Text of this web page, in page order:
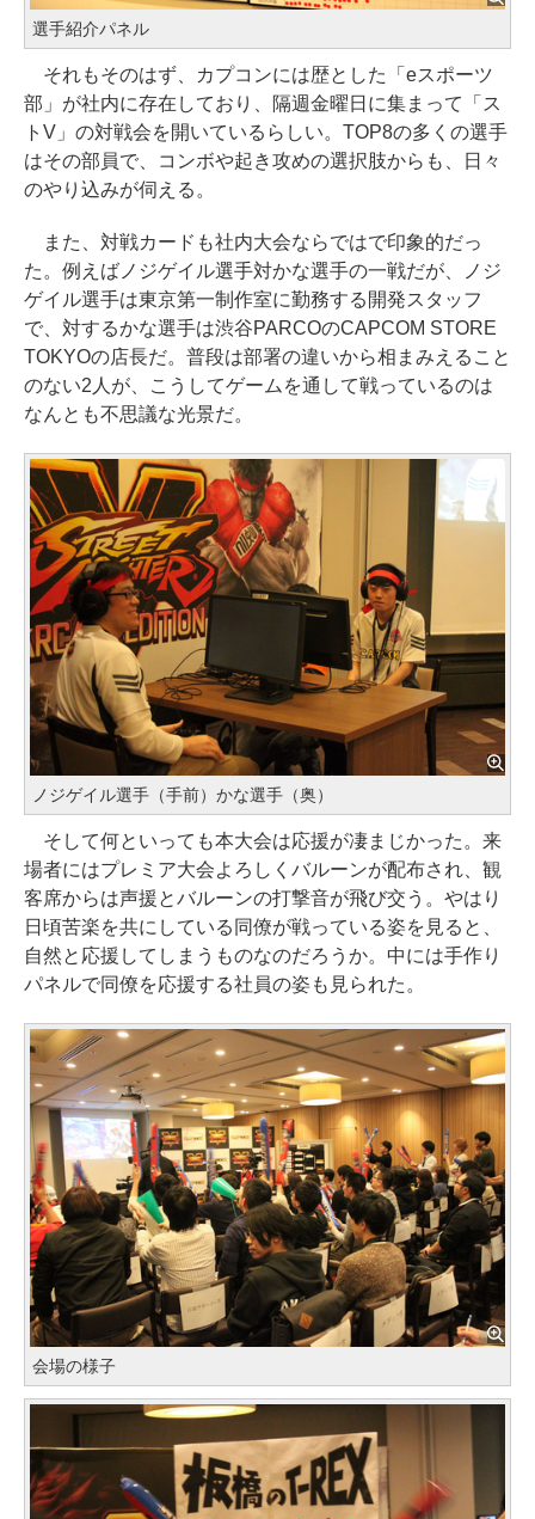
選手紹介パネル
それもそのはず、カプコンには歴とした「eスポーツ
部」が社内に存在しており、隔週金曜日に集まって「ス
トV」の対戦会を開いているらしい。TOP8の多くの選手
はその部員で、コンボや起き攻めの選択肢からも、日々
のやり込みが伺える。
また、対戦カードも社内大会ならではで印象的だっ
た。例えばノジゲイル選手対かな選手の一戦だが、ノジ
ゲイル選手は東京第一制作室に勤務する開発スタッフ
で、対するかな選手は渋谷PARCOのCAPCOM STORE
TOKYOの店長だ。普段は部署の違いから相まみえること
のない2人が、こうしてゲームを通して戦っているのは
なんとも不思議な光景だ。
ノジゲイル選手（手前）かな選手（奥）
そして何といっても本大会は応援が凄まじかった。来
場者にはプレミア大会よろしくバルーンが配布され、観
客席からは声援とバルーンの打撃音が飛び交う。やはり
日頃苦楽を共にしている同僚が戦っている姿を見ると、
自然と応援してしまうものなのだろうか。中には手作り
パネルで同僚を応援する社員の姿も見られた。
会場の様子